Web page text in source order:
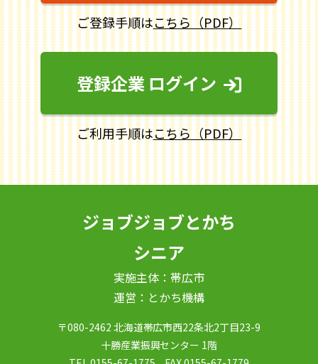
ご登録手順はこちら（PDF）
登録企業 ログイン
ご利用手順はこちら（PDF）
ジョブジョブとかち
シニア
実施主体：帯広市
運営：とかち機構
〒080-2462 北海道帯広市西22条北2丁目23-9
十勝産業振興センター 1階